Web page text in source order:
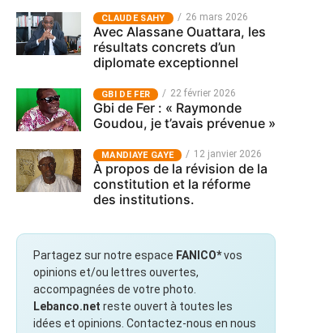
CLAUDE SAHY 26 mars 2026
Avec Alassane Ouattara, les
résultats concrets d’un
diplomate exceptionnel
GBI DE FER 22 février 2026
Gbi de Fer : « Raymonde
Goudou, je t’avais prévenue »
MANDIAYE GAYE 12 janvier 2026
À propos de la révision de la
constitution et la réforme
des institutions.
Partagez sur notre espace FANICO*vos
opinions et/ou lettres ouvertes,
accompagnées de votre photo.
Lebanco.net reste ouvert à toutes les
idées et opinions. Contactez-nous en nous